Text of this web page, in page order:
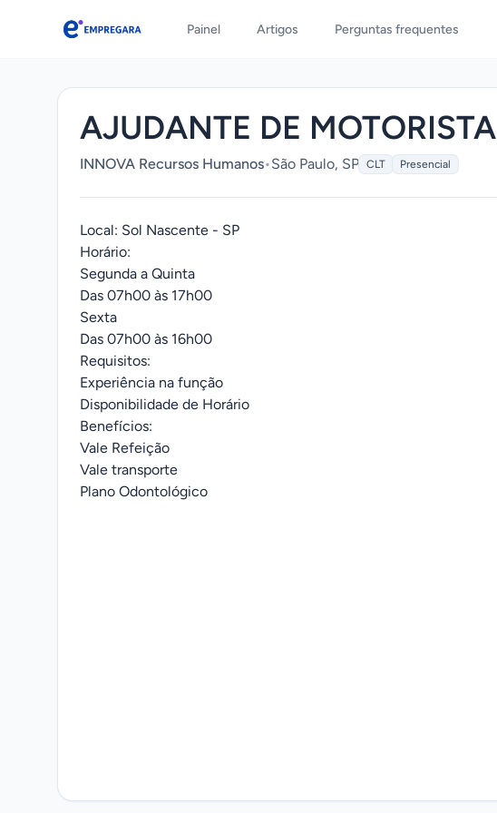
Empregara Painel Artigos Perguntas frequentes
AJUDANTE DE MOTORISTA
INNOVA Recursos Humanos•São Paulo, SP CLT Presencial
Local: Sol Nascente - SP
Horário:
Segunda a Quinta
Das 07h00 às 17h00
Sexta
Das 07h00 às 16h00
Requisitos:
Experiência na função
Disponibilidade de Horário
Benefícios:
Vale Refeição
Vale transporte
Plano Odontológico